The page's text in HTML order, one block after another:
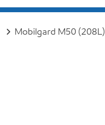
Mobilgard M50 (208L)